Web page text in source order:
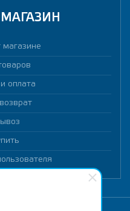
магазине
оплата